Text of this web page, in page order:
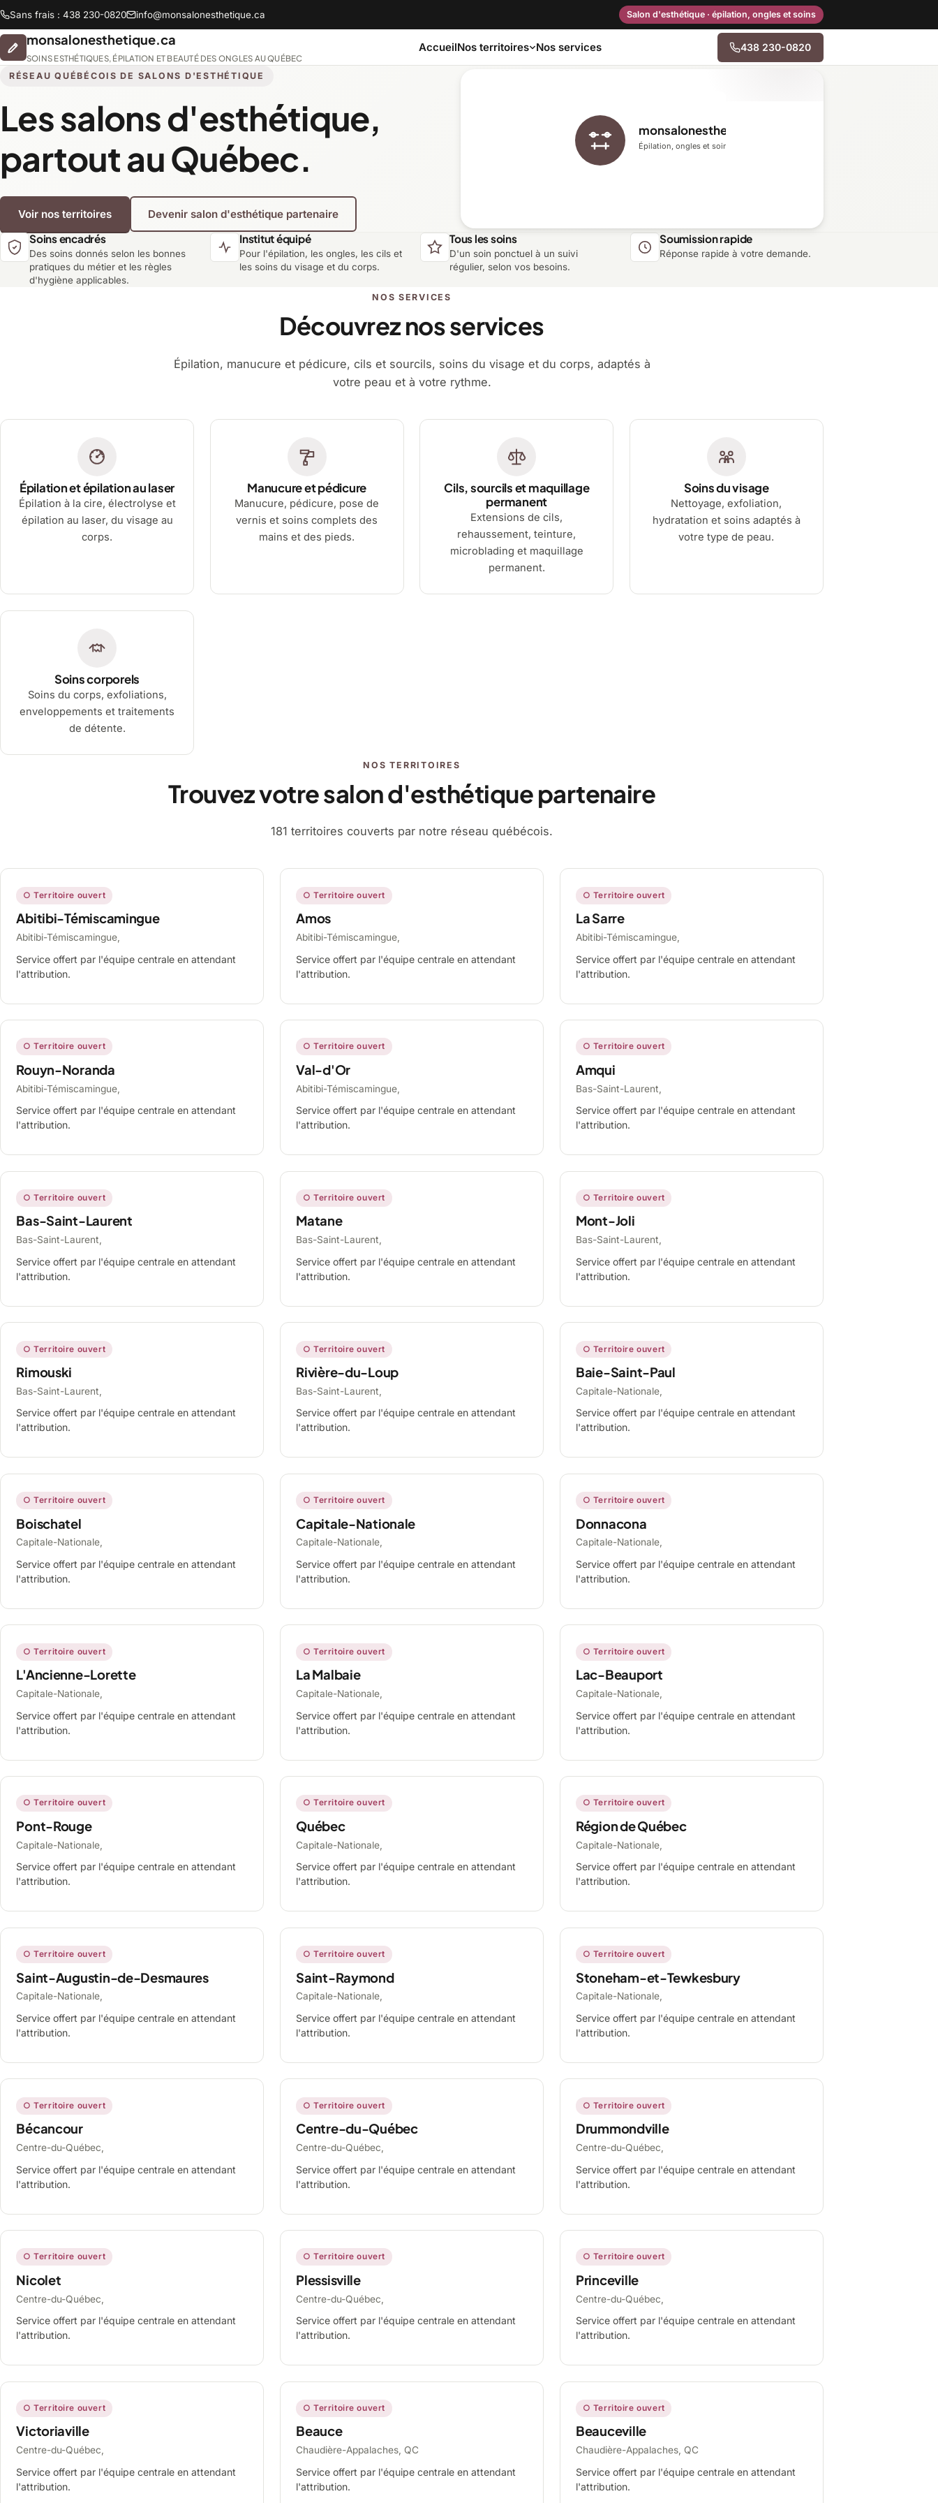
Sans frais : 438 230-0820 info@monsalonesthetique.ca Salon d'esthétique · épilation, ongles et soins
monsalonesthetique.ca
SOINS ESTHÉTIQUES, ÉPILATION ET BEAUTÉ DES ONGLES AU QUÉBEC
AccueilNos territoires
Bas-Saint-Laurent Capitale-Nationale Centre-du-Québec
Lanaudière Laurentides Laval Mauricie
Montérégie Nord-du-Québec
Nos services 438 230-0820
RÉSEAU QUÉBÉCOIS DE SALONS D'ESTHÉTIQUE
Les salons d'esthétique,
partout au Québec.
Voir nos territoires Devenir salon d'esthétique partenaire
monsalonesthetique.ca
Épilation, ongles et soins du visage
Soins encadrés
Des soins donnés selon les bonnes
pratiques du métier et les règles
d'hygiène applicables.
Institut équipé
Pour l'épilation, les ongles, les cils et
les soins du visage et du corps.
Tous les soins
D'un soin ponctuel à un suivi
régulier, selon vos besoins.
Soumission rapide
Réponse rapide à votre demande.
NOS SERVICES
Découvrez nos services
Épilation, manucure et pédicure, cils et sourcils, soins du visage et du corps, adaptés à
votre peau et à votre rythme.
Épilation et épilation au laser
Épilation à la cire, électrolyse et
épilation au laser, du visage au
corps.
Manucure et pédicure
Manucure, pédicure, pose de
vernis et soins complets des
mains et des pieds.
Cils, sourcils et maquillage
permanent
Extensions de cils,
rehaussement, teinture,
microblading et maquillage
permanent.
Soins du visage
Nettoyage, exfoliation,
hydratation et soins adaptés à
votre type de peau.
Soins corporels
Soins du corps, exfoliations,
enveloppements et traitements
de détente.
NOS TERRITOIRES
Trouvez votre salon d'esthétique partenaire
181 territoires couverts par notre réseau québécois.
○ Territoire ouvert
Abitibi-Témiscamingue
Abitibi-Témiscamingue,
Service offert par l'équipe centrale en attendant
l'attribution.
○ Territoire ouvert
Amos
Abitibi-Témiscamingue,
Service offert par l'équipe centrale en attendant
l'attribution.
○ Territoire ouvert
La Sarre
Abitibi-Témiscamingue,
Service offert par l'équipe centrale en attendant
l'attribution.
○ Territoire ouvert
Rouyn-Noranda
Abitibi-Témiscamingue,
Service offert par l'équipe centrale en attendant
l'attribution.
○ Territoire ouvert
Val-d'Or
Abitibi-Témiscamingue,
Service offert par l'équipe centrale en attendant
l'attribution.
○ Territoire ouvert
Amqui
Bas-Saint-Laurent,
Service offert par l'équipe centrale en attendant
l'attribution.
○ Territoire ouvert
Bas-Saint-Laurent
Bas-Saint-Laurent,
Service offert par l'équipe centrale en attendant
l'attribution.
○ Territoire ouvert
Matane
Bas-Saint-Laurent,
Service offert par l'équipe centrale en attendant
l'attribution.
○ Territoire ouvert
Mont-Joli
Bas-Saint-Laurent,
Service offert par l'équipe centrale en attendant
l'attribution.
○ Territoire ouvert
Rimouski
Bas-Saint-Laurent,
Service offert par l'équipe centrale en attendant
l'attribution.
○ Territoire ouvert
Rivière-du-Loup
Bas-Saint-Laurent,
Service offert par l'équipe centrale en attendant
l'attribution.
○ Territoire ouvert
Baie-Saint-Paul
Capitale-Nationale,
Service offert par l'équipe centrale en attendant
l'attribution.
○ Territoire ouvert
Boischatel
Capitale-Nationale,
Service offert par l'équipe centrale en attendant
l'attribution.
○ Territoire ouvert
Capitale-Nationale
Capitale-Nationale,
Service offert par l'équipe centrale en attendant
l'attribution.
○ Territoire ouvert
Donnacona
Capitale-Nationale,
Service offert par l'équipe centrale en attendant
l'attribution.
○ Territoire ouvert
L'Ancienne-Lorette
Capitale-Nationale,
Service offert par l'équipe centrale en attendant
l'attribution.
○ Territoire ouvert
La Malbaie
Capitale-Nationale,
Service offert par l'équipe centrale en attendant
l'attribution.
○ Territoire ouvert
Lac-Beauport
Capitale-Nationale,
Service offert par l'équipe centrale en attendant
l'attribution.
○ Territoire ouvert
Pont-Rouge
Capitale-Nationale,
Service offert par l'équipe centrale en attendant
l'attribution.
○ Territoire ouvert
Québec
Capitale-Nationale,
Service offert par l'équipe centrale en attendant
l'attribution.
○ Territoire ouvert
Région de Québec
Capitale-Nationale,
Service offert par l'équipe centrale en attendant
l'attribution.
○ Territoire ouvert
Saint-Augustin-de-Desmaures
Capitale-Nationale,
Service offert par l'équipe centrale en attendant
l'attribution.
○ Territoire ouvert
Saint-Raymond
Capitale-Nationale,
Service offert par l'équipe centrale en attendant
l'attribution.
○ Territoire ouvert
Stoneham-et-Tewkesbury
Capitale-Nationale,
Service offert par l'équipe centrale en attendant
l'attribution.
○ Territoire ouvert
Bécancour
Centre-du-Québec,
Service offert par l'équipe centrale en attendant
l'attribution.
○ Territoire ouvert
Centre-du-Québec
Centre-du-Québec,
Service offert par l'équipe centrale en attendant
l'attribution.
○ Territoire ouvert
Drummondville
Centre-du-Québec,
Service offert par l'équipe centrale en attendant
l'attribution.
○ Territoire ouvert
Nicolet
Centre-du-Québec,
Service offert par l'équipe centrale en attendant
l'attribution.
○ Territoire ouvert
Plessisville
Centre-du-Québec,
Service offert par l'équipe centrale en attendant
l'attribution.
○ Territoire ouvert
Princeville
Centre-du-Québec,
Service offert par l'équipe centrale en attendant
l'attribution.
○ Territoire ouvert
Victoriaville
Centre-du-Québec,
Service offert par l'équipe centrale en attendant
l'attribution.
○ Territoire ouvert
Beauce
Chaudière-Appalaches, QC
Service offert par l'équipe centrale en attendant
l'attribution.
○ Territoire ouvert
Beauceville
Chaudière-Appalaches, QC
Service offert par l'équipe centrale en attendant
l'attribution.